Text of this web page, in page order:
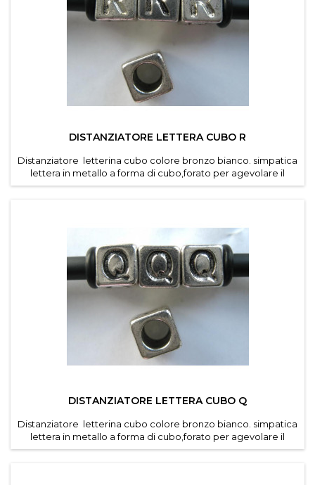
DISTANZIATORE LETTERA CUBO R
Distanziatore letterina cubo colore bronzo bianco. simpatica
lettera in metallo a forma di cubo,forato per agevolare il
passaggio di cordino e caucciu forato dei
DISTANZIATORE LETTERA CUBO Q
Distanziatore letterina cubo colore bronzo bianco. simpatica
lettera in metallo a forma di cubo,forato per agevolare il
passaggio di cordino e caucciu forato dei